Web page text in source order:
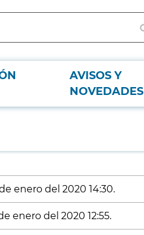
AVISOS Y
NOVEDADES
enero del 2020 14:30.
enero del 2020 12:55.